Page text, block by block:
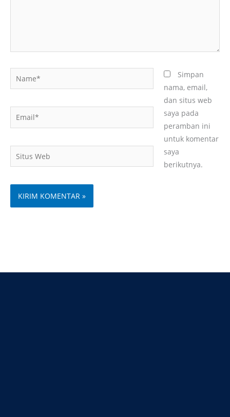
Email*
Situs
Web
Simpan
nama, email,
dan situs web
saya pada
peramban ini
untuk komentar
saya
berikutnya.